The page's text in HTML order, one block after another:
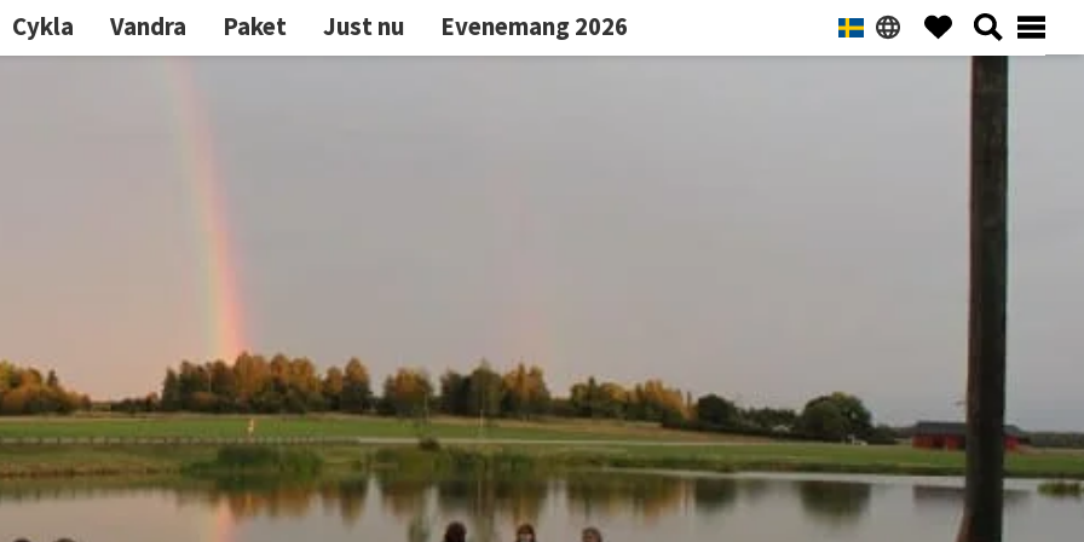
Cykla Vandra Paket Just nu Evenemang 2026